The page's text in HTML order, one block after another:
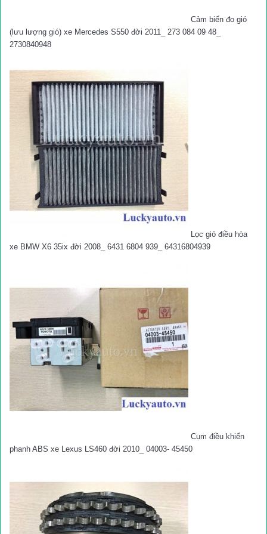
Cảm biến đo gió
(lưu lượng gió) xe Mercedes S550 đời 2011_ 273 084 09 48_
2730840948
Lọc gió điều hòa
xe BMW X6 35ix đời 2008_ 6431 6804 939_ 64316804939
Cụm điều khiển
phanh ABS xe Lexus LS460 đời 2010_ 04003- 45450